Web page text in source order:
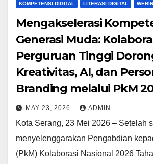
KOMPETENSI DIGITAL LITERASI DIGITAL
Mengakselerasi
Generasi Muda:
Perguruan Tinggi
Kreativitas, AI, dan
Branding melalui PkM
MAY 23, 2026 ADMIN
Kota Serang, 23 Mei 2026 – Setelah
menyelenggarakan Pengabdian
(PkM) Kolaborasi Nasional 2026